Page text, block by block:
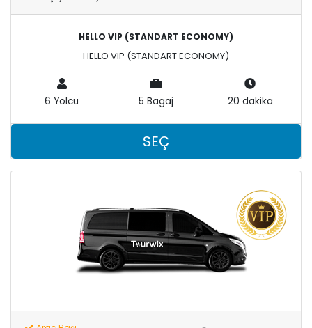
HELLO VIP (STANDART ECONOMY)
HELLO VIP (STANDART ECONOMY)
6 Yolcu 5 Bagaj 20 dakika
SEÇ